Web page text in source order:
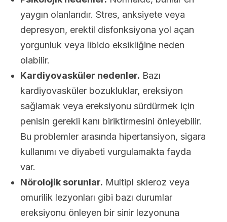
yaygın olanlarıdır. Stres, anksiyete veya
depresyon, erektil disfonksiyona yol açan
yorgunluk veya libido eksikliğine neden
olabilir.
Kardiyovasküler nedenler. Bazı
kardiyovasküler bozukluklar, ereksiyon
sağlamak veya ereksiyonu sürdürmek için
penisin gerekli kanı biriktirmesini önleyebilir.
Bu problemler arasında hipertansiyon, sigara
kullanımı ve diyabeti vurgulamakta fayda
var.
Nörolojik sorunlar. Multipl skleroz veya
omurilik lezyonları gibi bazı durumlar
ereksiyonu önleyen bir sinir lezyonuna